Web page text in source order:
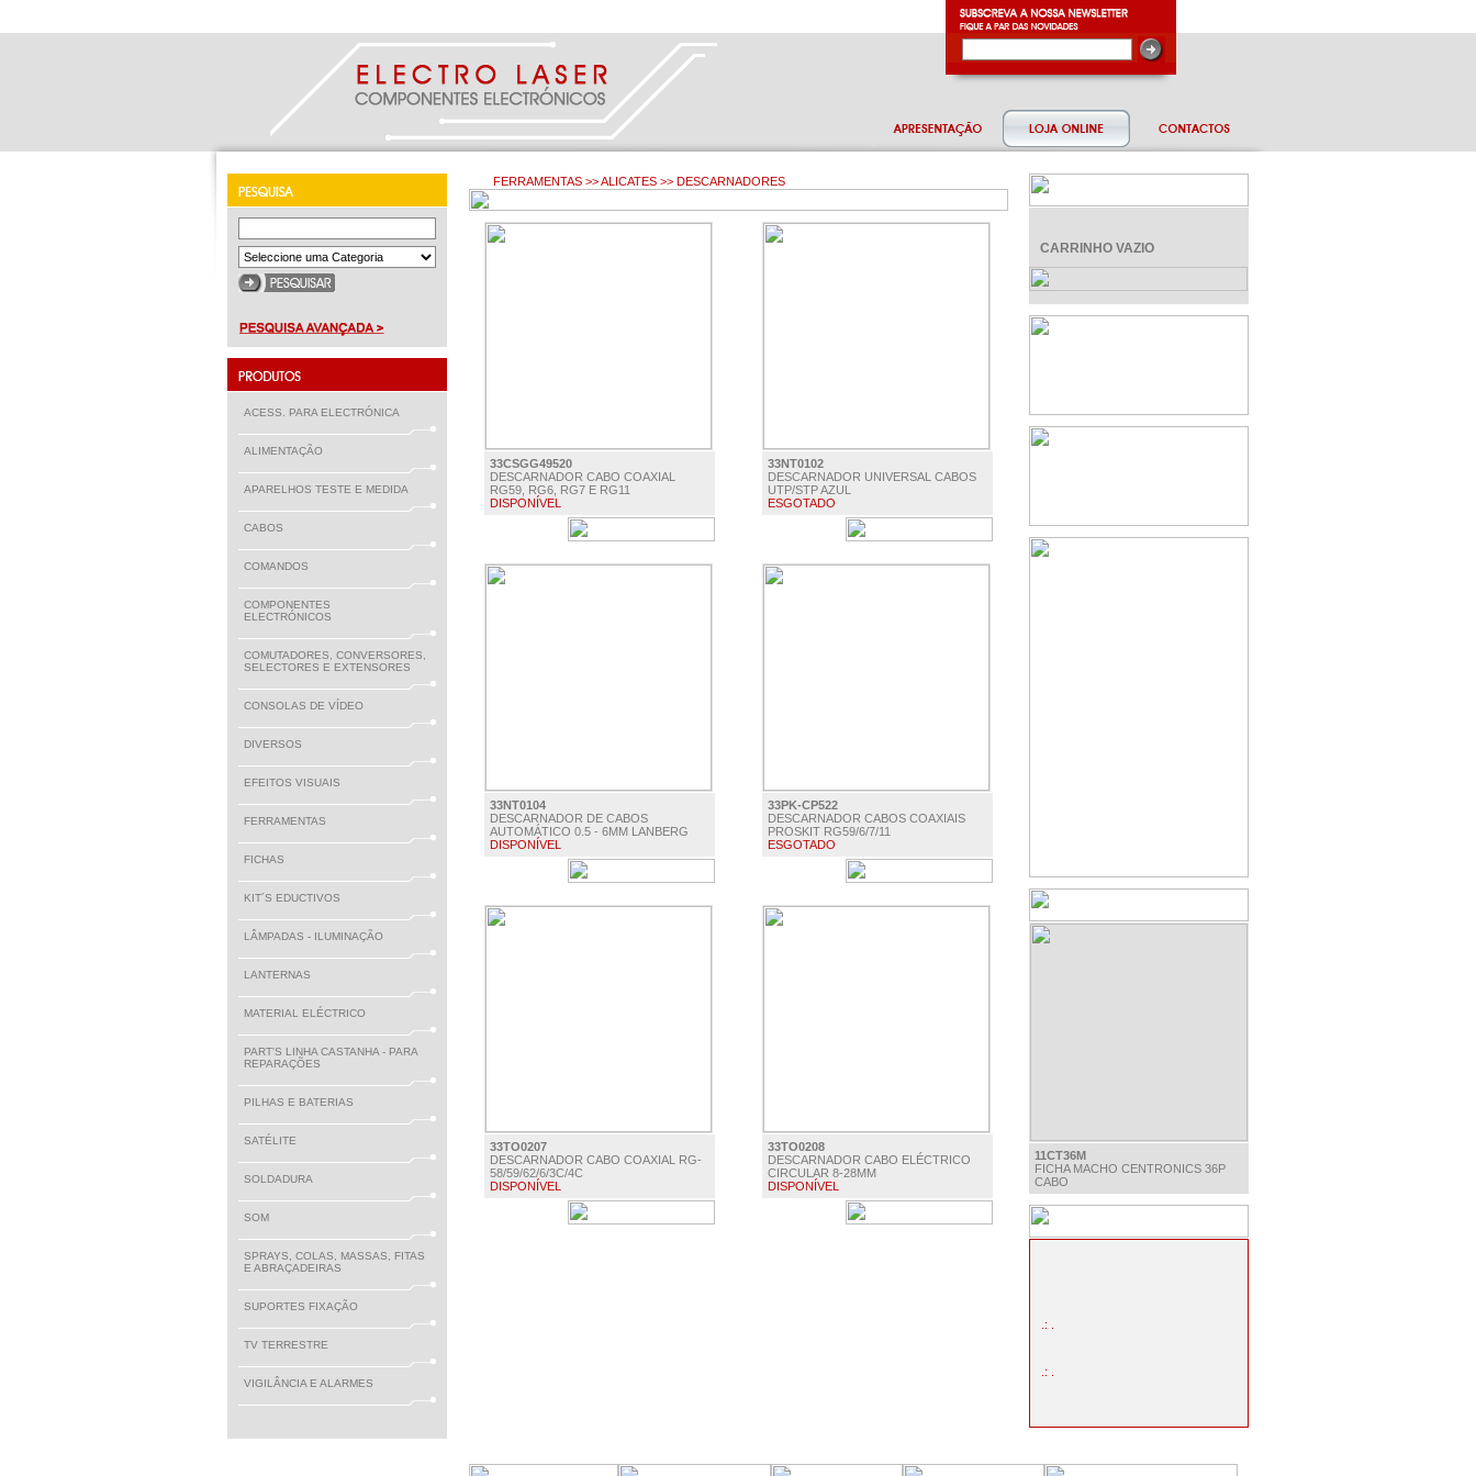
ACESS. PARA ELECTRÓNICA
ALIMENTAÇÃO
APARELHOS TESTE E MEDIDA
CABOS
COMANDOS
COMPONENTES
ELECTRÓNICOS
COMUTADORES, CONVERSORES,
SELECTORES E EXTENSORES
CONSOLAS DE VÍDEO
DIVERSOS
EFEITOS VISUAIS
FERRAMENTAS
FICHAS
KIT´S EDUCTIVOS
LÂMPADAS - ILUMINAÇÃO
LANTERNAS
MATERIAL ELÉCTRICO
PART'S LINHA CASTANHA - PARA
REPARAÇÕES
PILHAS E BATERIAS
SATÉLITE
SOLDADURA
SOM
SPRAYS, COLAS, MASSAS, FITAS
E ABRAÇADEIRAS
SUPORTES FIXAÇÃO
TV TERRESTRE
VIGILÂNCIA E ALARMES
FERRAMENTAS >> ALICATES >> DESCARNADORES
33CSGG49520
DESCARNADOR CABO COAXIAL
RG59, RG6, RG7 E RG11
DISPONÍVEL
33NT0102
DESCARNADOR UNIVERSAL CABOS
UTP/STP AZUL
ESGOTADO
33NT0104
DESCARNADOR DE CABOS
AUTOMÁTICO 0.5 - 6MM LANBERG
DISPONÍVEL
33PK-CP522
DESCARNADOR CABOS COAXIAIS
PROSKIT RG59/6/7/11
ESGOTADO
33TO0207
DESCARNADOR CABO COAXIAL RG-
58/59/62/6/3C/4C
DISPONÍVEL
33TO0208
DESCARNADOR CABO ELÉCTRICO
CIRCULAR 8-28MM
DISPONÍVEL
CARRINHO VAZIO
11CT36M
FICHA MACHO CENTRONICS 36P
CABO